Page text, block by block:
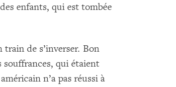
enfants, qui est tombée
de s’inverser. Bon
souffrances, qui étaient
n’a pas réussi à